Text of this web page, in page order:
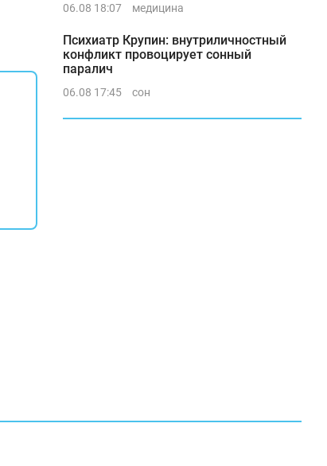
06.08 18:07 медицина
Психиатр Крупин: внутриличностный
конфликт провоцирует сонный
паралич
06.08 17:45 сон